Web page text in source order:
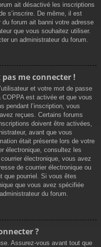
ait désactivé les inscriptions
s’inscrire. De même, il est
du forum ait banni votre adresse
que vous souhaitez utiliser.
un administrateur du forum.
me connecter !
et votre mot de passe
est activée et que vous
pendant l’inscription, vous
reçues. Certains forums
doivent être activées,
avant que vous
était présente lors de votre
électronique, consultez les
électronique, vous avez
de courrier électronique ou
que pourriel. Si vous êtes
que vous avez spécifiée
du forum.
?
Assurez-vous avant tout que